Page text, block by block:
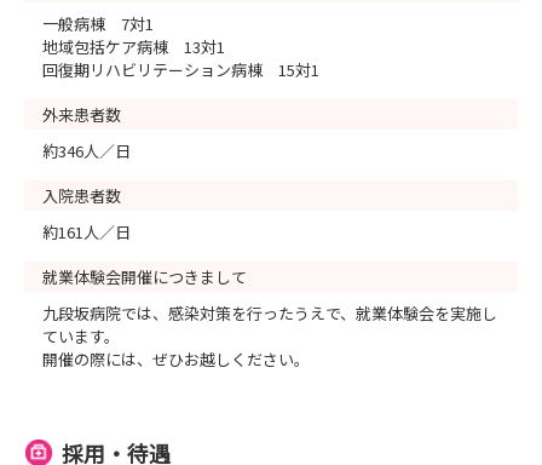
一般病棟 7対1
地域包括ケア病棟 13対1
回復期リハビリテーション病棟 15対1
外来患者数
約346人／日
入院患者数
約161人／日
就業体験会開催につきまして
九段坂病院では、感染対策を行ったうえで、就業体験会を実施し
ています。
開催の際には、ぜひお越しください。
採用・待遇